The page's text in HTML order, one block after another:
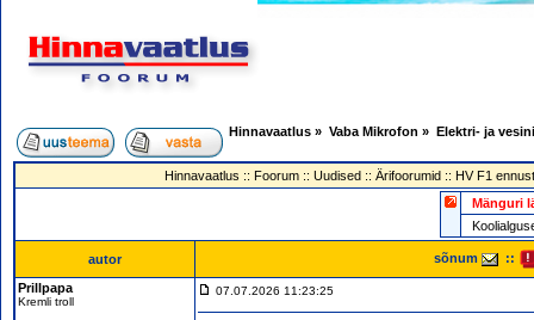
Hinnavaatlus » Vaba Mikrofon » Elektri- ja
Hinnavaatlus :: Foorum:: Uudised:: Ärifoorumid:: HV F1
Mänguri
autor sõnum ::
Prillpapa
Kremli troll
07.07.2026 11:23:25